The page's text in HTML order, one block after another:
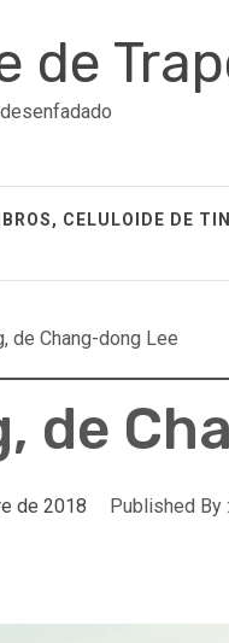
de
CELULOIDE DE
de Chang-dong Lee
de
de 2018 Published By :